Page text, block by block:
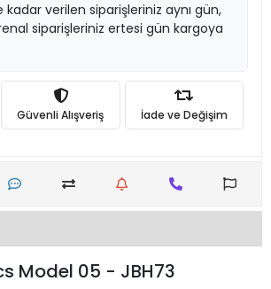
kadar verilen siparişleriniz aynı gün,
siparişleriniz ertesi gün kargoya
Güvenli Alışveriş İade ve Değişim
Model 05 - JBH73